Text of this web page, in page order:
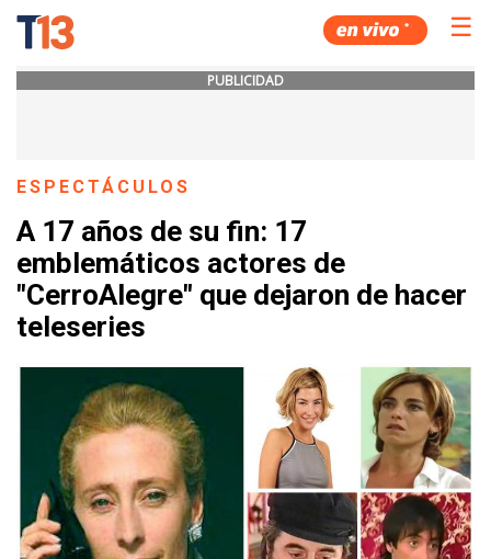
☰
PUBLICIDAD
ESPECTÁCULOS
A 17 años de su fin: 17
emblemáticos actores de
"CerroAlegre" que dejaron de hacer
teleseries